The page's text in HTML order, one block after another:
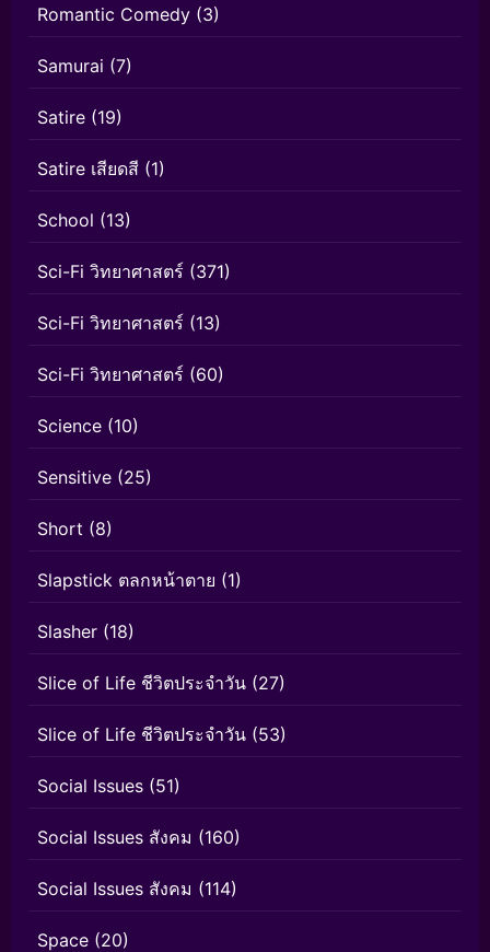
Romantic Comedy (3)
Samurai (7)
Satire (19)
Satire เสียดสี (1)
School (13)
Sci-Fi วิทยาศาสตร์ (371)
Sci-Fi วิทยาศาสตร์ (13)
Sci-Fi วิทยาศาสตร์ (60)
Science (10)
Sensitive (25)
Short (8)
Slapstick ตลกหน้าตาย (1)
Slasher (18)
Slice of Life ชีวิตประจำวัน (27)
Slice of Life ชีวิตประจำวัน (53)
Social Issues (51)
Social Issues สังคม (160)
Social Issues สังคม (114)
Space (20)